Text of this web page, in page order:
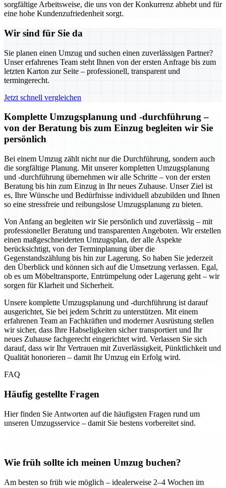
sorgfältige Arbeitsweise, die uns von der Konkurrenz abhebt und für
eine hohe Kundenzufriedenheit sorgt.
Wir sind für Sie da
Sie planen einen Umzug und suchen einen zuverlässigen Partner?
Unser erfahrenes Team steht Ihnen von der ersten Anfrage bis zum
letzten Karton zur Seite – professionell, transparent und
termingerecht.
Jetzt schnell vergleichen
Komplette Umzugsplanung und -durchführung –
von der Beratung bis zum Einzug begleiten wir Sie
persönlich
Bei einem Umzug zählt nicht nur die Durchführung, sondern auch
die sorgfältige Planung. Mit unserer kompletten Umzugsplanung
und -durchführung übernehmen wir alle Schritte – von der ersten
Beratung bis hin zum Einzug in Ihr neues Zuhause. Unser Ziel ist
es, Ihre Wünsche und Bedürfnisse individuell abzubilden und Ihnen
so eine stressfreie und reibungslose Umzugsplanung zu bieten.
Von Anfang an begleiten wir Sie persönlich und zuverlässig – mit
professioneller Beratung und transparenten Angeboten. Wir erstellen
einen maßgeschneiderten Umzugsplan, der alle Aspekte
berücksichtigt, von der Terminplanung über die
Gegenstandszählung bis hin zur Lagerung. So haben Sie jederzeit
den Überblick und können sich auf die Umsetzung verlassen. Egal,
ob es um Möbeltransporte, Entrümpelung oder Lagerung geht – wir
sorgen für Klarheit und Sicherheit.
Unsere komplette Umzugsplanung und -durchführung ist darauf
ausgerichtet, Sie bei jedem Schritt zu unterstützen. Mit einem
erfahrenen Team an Fachkräften und moderner Ausrüstung stellen
wir sicher, dass Ihre Habseligkeiten sicher transportiert und Ihr
neues Zuhause fachgerecht eingerichtet wird. Verlassen Sie sich
darauf, dass wir Ihr Vertrauen mit Zuverlässigkeit, Pünktlichkeit und
Qualität honorieren – damit Ihr Umzug ein Erfolg wird.
FAQ
Häufig gestellte Fragen
Hier finden Sie Antworten auf die häufigsten Fragen rund um
unseren Umzugsservice – damit Sie bestens vorbereitet sind.
Wie früh sollte ich meinen Umzug buchen?
Am besten so früh wie möglich – idealerweise 2–4 Wochen im